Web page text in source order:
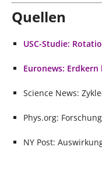
Quellen
USC-Studie:
Euronews:
Science News:
Phys.org:
NY Post: